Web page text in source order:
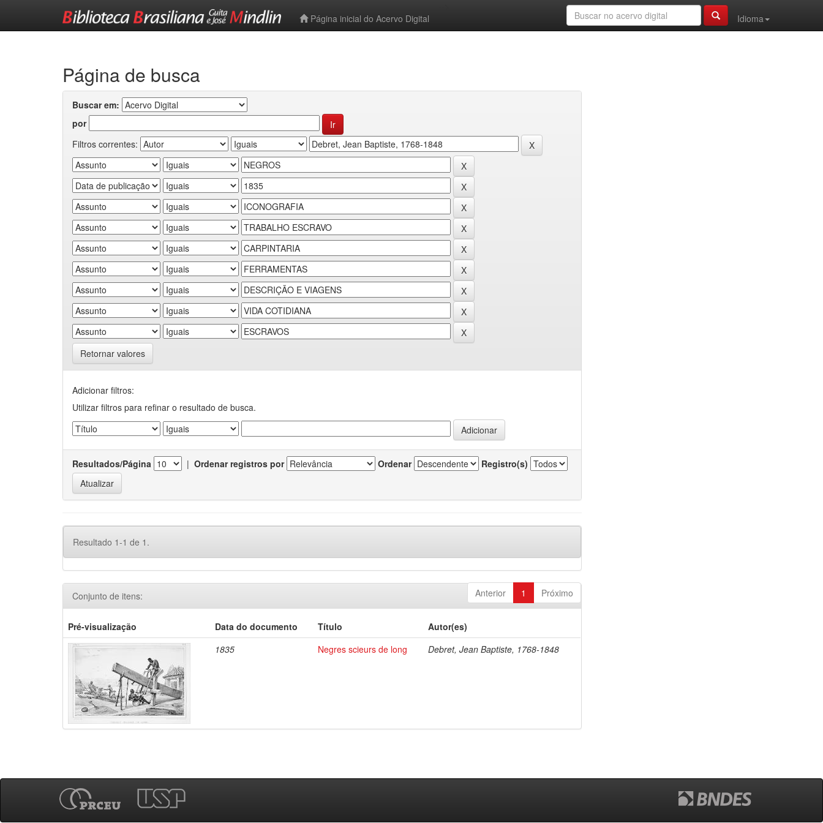
Página inicial do Acervo Digital
Idioma
Página de busca
Buscar em:
por
Filtros correntes:
Retornar valores
Adicionar filtros:
Utilizar filtros para refinar o resultado de busca.
Resultados/Página | Ordenar registros por Ordenar Registro(s)
Resultado 1-1 de 1.
Anterior 1 Próximo
Conjunto de itens:
Pré-visualização Data do documento Título
Autor(es)
1835
Negres scieurs de long Debret, Jean Baptiste, 1768-1848